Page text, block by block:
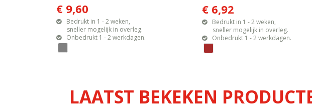
€ 9,60
Bedrukt in 1 - 2 weken,
sneller mogelijk in overleg.
Onbedrukt 1 - 2 werkdagen.
€ 6,92
Bedrukt in 1 - 2 weken,
sneller mogelijk in overleg.
Onbedrukt 1 - 2 werkdagen.
LAATST BEKEKEN